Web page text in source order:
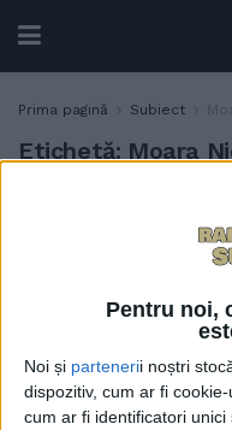
Pentru noi,
Noi și partenerii noștri
dispozitiv, cum ar fi
cum ar fi identificatori
Prima pagină Subiect
Etichetă: Moara